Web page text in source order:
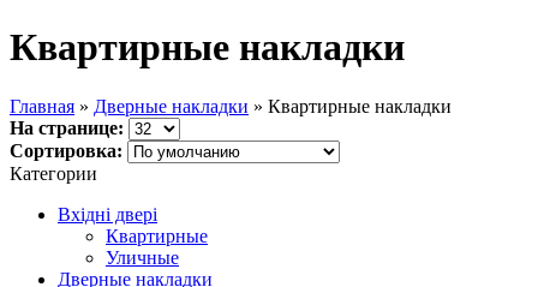
Квартирные накладки
Главная » Дверные накладки » Квартирные накладки
На странице:
Сортировка:
Категории
Вхідні двері
Квартирные
Уличные
Дверные накладки